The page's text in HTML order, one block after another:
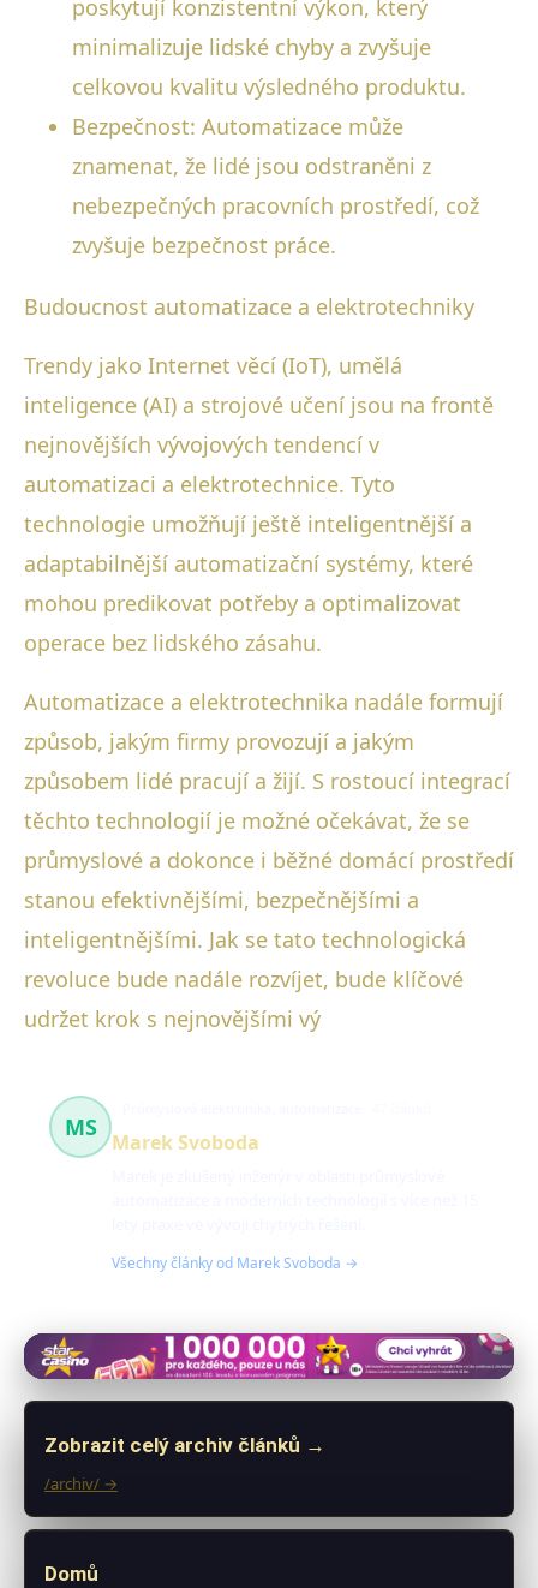
poskytují konzistentní výkon, který
minimalizuje lidské chyby a zvyšuje
celkovou kvalitu výsledného produktu.
Bezpečnost: Automatizace může
znamenat, že lidé jsou odstraněni z
nebezpečných pracovních prostředí, což
zvyšuje bezpečnost práce.
Budoucnost automatizace a elektrotechniky
Trendy jako Internet věcí (IoT), umělá
inteligence (AI) a strojové učení jsou na frontě
nejnovějších vývojových tendencí v
automatizaci a elektrotechnice. Tyto
technologie umožňují ještě inteligentnější a
adaptabilnější automatizační systémy, které
mohou predikovat potřeby a optimalizovat
operace bez lidského zásahu.
Automatizace a elektrotechnika nadále formují
způsob, jakým firmy provozují a jakým
způsobem lidé pracují a žijí. S rostoucí integrací
těchto technologií je možné očekávat, že se
průmyslové a dokonce i běžné domácí prostředí
stanou efektivnějšími, bezpečnějšími a
inteligentnějšími. Jak se tato technologická
revoluce bude nadále rozvíjet, bude klíčové
udržet krok s nejnovějšími vý
MS
Marek Svoboda
Všechny články od Marek Svoboda →
Zobrazit celý archiv článků →
/archiv/ →
Domů